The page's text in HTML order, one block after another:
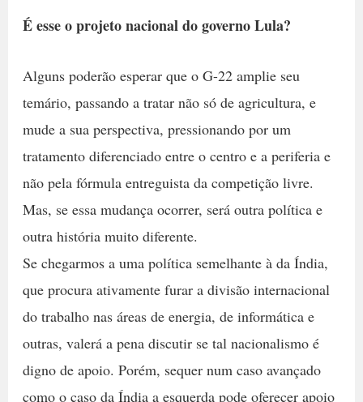
É esse o projeto nacional do governo Lula?
Alguns poderão esperar que o G-22 amplie seu
temário, passando a tratar não só de agricultura, e
mude a sua perspectiva, pressionando por um
tratamento diferenciado entre o centro e a periferia e
não pela fórmula entreguista da competição livre.
Mas, se essa mudança ocorrer, será outra política e
outra história muito diferente.
Se chegarmos a uma política semelhante à da Índia,
que procura ativamente furar a divisão internacional
do trabalho nas áreas de energia, de informática e
outras, valerá a pena discutir se tal nacionalismo é
digno de apoio. Porém, sequer num caso avançado
como o caso da Índia a esquerda pode oferecer apoio